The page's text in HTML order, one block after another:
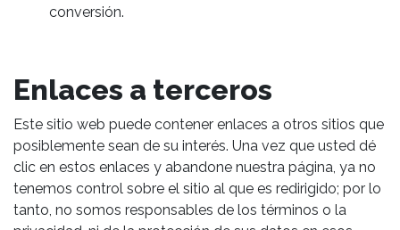
conversión.
Enlaces a terceros
Este sitio web puede contener enlaces a otros sitios que
posiblemente sean de su interés. Una vez que usted dé
clic en estos enlaces y abandone nuestra página, ya no
tenemos control sobre el sitio al que es redirigido; por lo
tanto, no somos responsables de los términos o la